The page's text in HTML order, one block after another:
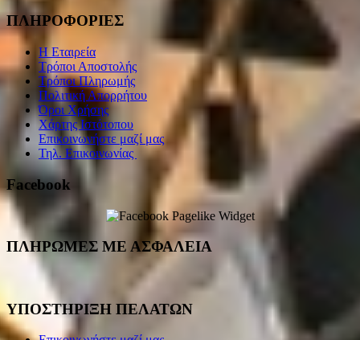
ΠΛΗΡΟΦΟΡΙΕΣ
Η Εταιρεία
Τρόποι Αποστολής
Τρόποι Πληρωμής
Πολιτική Απορρήτου
Όροι Χρήσης
Χάρτης Ιστότοπου
Επικοινωνήστε μαζί μας
Τηλ. Επικοινωνίας
Facebook
ΠΛΗΡΩΜΕΣ ΜΕ ΑΣΦΑΛΕΙΑ
ΥΠΟΣΤΗΡΙΞΗ ΠΕΛΑΤΩΝ